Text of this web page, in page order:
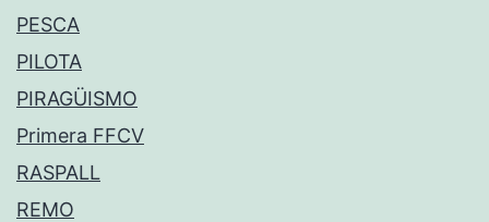
PESCA
PILOTA
PIRAGÜISMO
Primera FFCV
RASPALL
REMO